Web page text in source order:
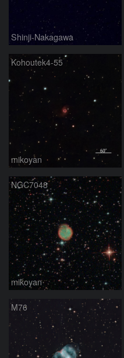
Shinji-Nakagawa
Kohoutek4-55
mikoyan
NGC7048
mikoyan
M76